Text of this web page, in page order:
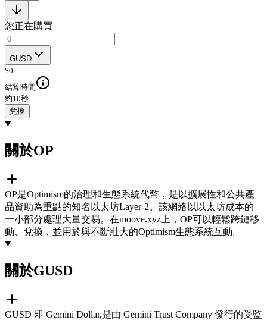
您正在購買
GUSD
$0
結算時間
約10秒
兌換
關於OP
OP是Optimism的治理和生態系統代幣，是以擴展性和公共產
品資助為重點的知名以太坊Layer-2。該網絡以以太坊成本的
一小部分處理大量交易。在moove.xyz上，OP可以輕鬆跨鏈移
動、兌換，並用於與不斷壯大的Optimism生態系統互動。
關於GUSD
GUSD 即 Gemini Dollar,是由 Gemini Trust Company 發行的受監